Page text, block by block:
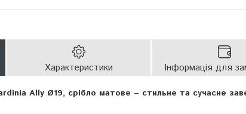
Характеристики Інформація для
Ally Ø19, срібло матове – стильне та сучасне